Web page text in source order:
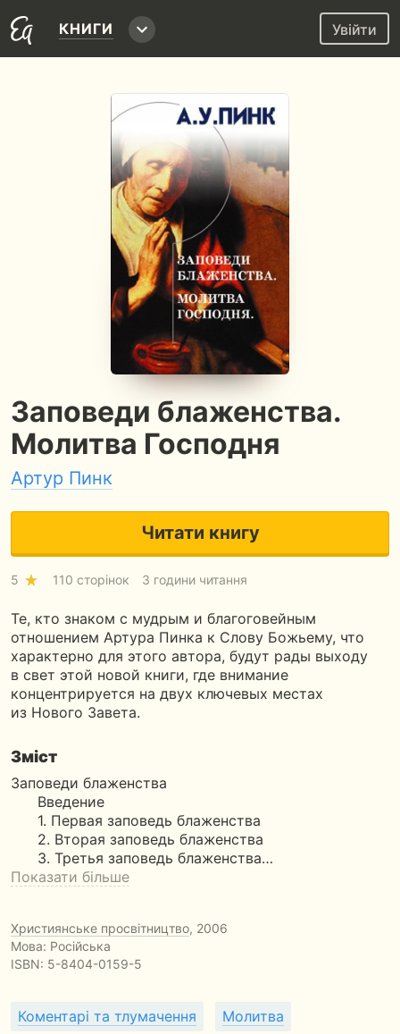
КНИГИ Увійти
Заповеди блаженства.
Молитва Господня
Артур Пинк
Читати книгу
5 110 сторінок 3 години читання
Те, кто знаком с мудрым и благоговейным
отношением Артура Пинка к Слову Божьему, что
характерно для этого автора, будут рады выходу
в свет этой новой книги, где внимание
концентрируется на двух ключевых местах
из Нового Завета.
Зміст
Заповеди блаженства
Введение
1. Первая заповедь блаженства
2. Вторая заповедь блаженства
3. Третья заповедь блаженства…
Показати більше
Християнське просвітництво, 2006
Мова: Російська
ISBN: 5-8404-0159-5
Коментарі та тлумачення Молитва